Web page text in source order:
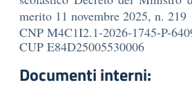
merito 11 novembre 2025, n. 219
CNP M4C1I2.1-2026-1745-P-
CUP E84D25005530006
Documenti interni: